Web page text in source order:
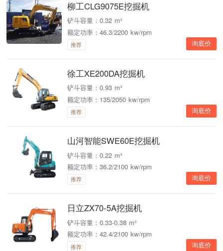
柳工CLG9075E挖掘机
铲斗容量：0.32 m³
额定功率：46.3/2200 kw/rpm
推荐 询底价
徐工XE200DA挖掘机
铲斗容量：0.93 m³
额定功率：135/2050 kw/rpm
推荐 询底价
山河智能SWE60E挖掘机
铲斗容量：0.22 m³
额定功率：36.2/2100 kw/rpm
推荐 询底价
日立ZX70-5A挖掘机
铲斗容量：0.33-0.38 m³
额定功率：42.4/2100 kw/rpm
推荐 询底价